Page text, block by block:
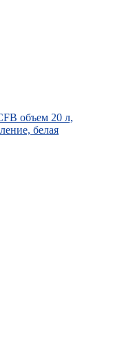
объем 20 л,
белая